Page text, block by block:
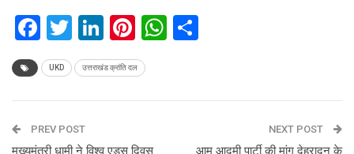
Facebook
Twitter
LinkedIn
Pinterest
WhatsApp
UKD उत्तराखंड क्रांति दल
PREV POST
मुख्यमंत्री धामी ने विश्व एड्स दिवस
NEXT POST
आम आदमी पार्टी की मांग देहरादून के